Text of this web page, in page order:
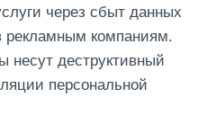
через сбыт данных
рекламным компаниям.
несут деструктивный
персональной